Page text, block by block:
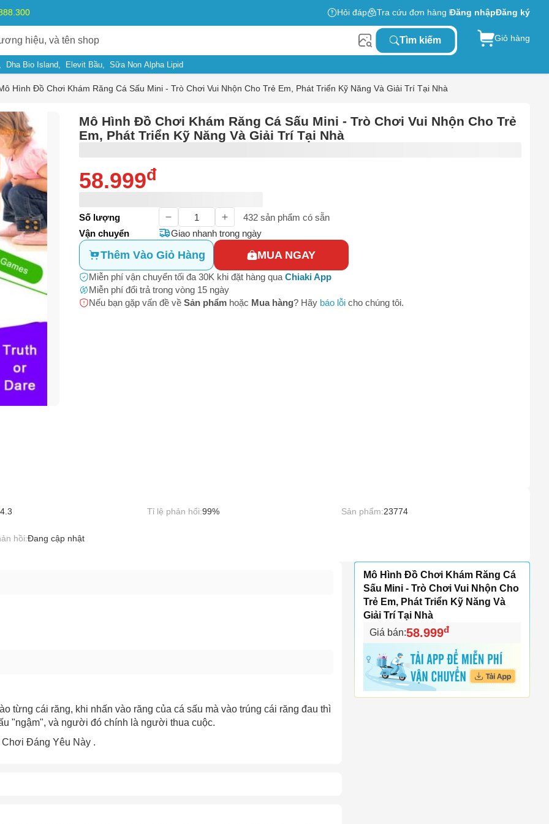
Hỏi đáp Tra cứu đơn hàng Đăng nhậpĐăng ký
Tìm kiếm
Dha Bio Island Elevit Bầu Sữa Non Alpha Lipid
Giỏ hàng
Hình Đồ Chơi Khám Răng Cá Sấu Mini - Trò Chơi Vui Nhộn Cho Trẻ Em, Phát Triển Kỹ Năng Và Giải Trí Tại Nhà
Mô Hình Đồ Chơi Khám Răng Cá Sấu Mini - Trò Chơi Vui Nhộn Cho Trẻ
Em, Phát Triển Kỹ Năng Và Giải Trí Tại Nhà
58.999đ
Số lượng 432 sản phẩm có sẵn
Vận chuyển
Giao nhanh trong ngày
Thêm Vào Giỏ Hàng MUA NGAY
Miễn phí vận chuyển tối đa 30K khi đặt hàng qua Chiaki App
Miễn phí đổi trả trong vòng 15 ngày
Nếu bạn gặp vấn đề về Sản phẩm hoặc Mua hàng? Hãy báo lỗi cho chúng tôi.
4.3 Tỉ lệ phản hổi:99% Sản phẩm:23774
hồi:Đang cập nhật
từng cái răng, khi nhấn vào răng của cá sấu mà vào trúng cái răng đau thì
"ngậm", và người đó chính là người thua cuộc.
Đáng Yêu Này .
Mô Hình Đồ Chơi Khám Răng Cá
Sấu Mini - Trò Chơi Vui Nhộn Cho
Trẻ Em, Phát Triển Kỹ Năng Và
Giải Trí Tại Nhà
Giá bán:58.999đ
do
có dấu hiệu lừa đảo
hàng nhái
không rõ nguồn gốc, xuất xứ
sản phẩm không rõ ràng
có hình ảnh, nội dung phản cảm hoặc có thể gây phản cảm
(Name) không phù hợp với hình ảnh sản phẩm
có dấu hiệu tăng đơn ảo
chứa hình ảnh và thông tin giao dịch ngoại sàn
Bạn gặp vấn đề về Sản phẩm hay Mua hàng
báo lỗi cho chúng tôi. Hoặc gọi cho chúng tôi qua số
(*)
(*)